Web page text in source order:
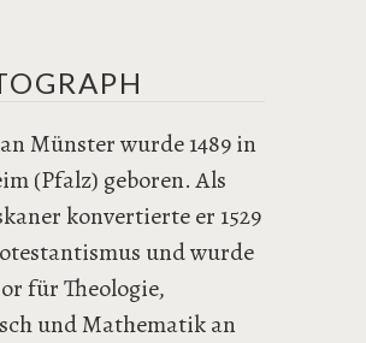
Münster wurde 1489 in
(Pfalz) geboren. Als
konvertierte er 1529
und wurde
für Theologie,
und Mathematik an